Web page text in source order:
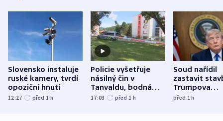
Slovensko instaluje
ruské kamery, tvrdí
opoziční hnutí
12:27 před 1 h
Policie vyšetřuje
násilný čin v
Tanvaldu, bodná
zranění při něm
17:03 před 1 h
Soud nařídil
zastavit
Trumpova
tanečního
před 1h